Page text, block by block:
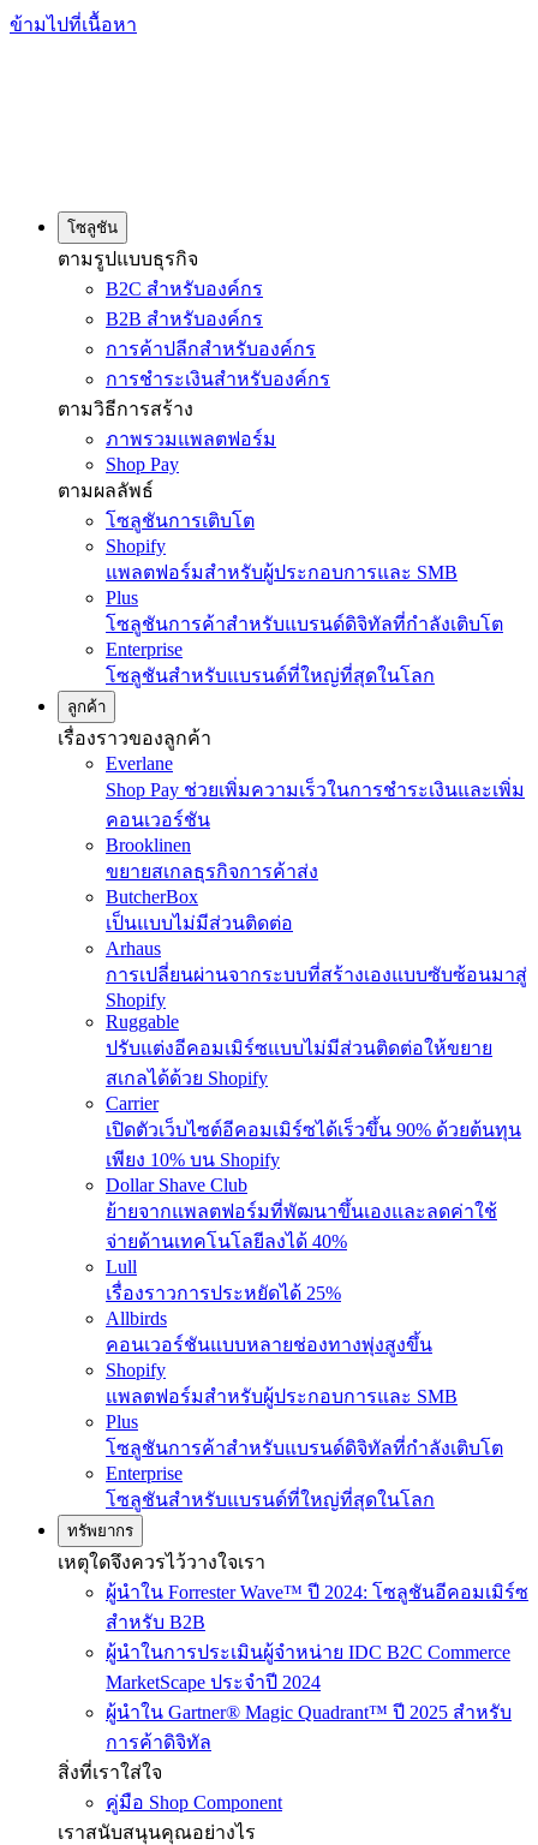
ข้ามไปที่เนื้อหา
โซลูชัน
ตามรูปแบบธุรกิจ
B2C สำหรับองค์กร
B2B สำหรับองค์กร
การค้าปลีกสำหรับองค์กร
การชำระเงินสำหรับองค์กร
ตามวิธีการสร้าง
ภาพรวมแพลตฟอร์ม
Shop Pay
ตามผลลัพธ์
โซลูชันการเติบโต
Shopify
แพลตฟอร์มสำหรับผู้ประกอบการและ SMB
Plus
โซลูชันการค้าสำหรับแบรนด์ดิจิทัลที่กำลังเติบโต
Enterprise
โซลูชันสำหรับแบรนด์ที่ใหญ่ที่สุดในโลก
ลูกค้า
เรื่องราวของลูกค้า
Everlane
Shop Pay ช่วยเพิ่มความเร็วในการชำระเงินและเพิ่ม
คอนเวอร์ชัน
Brooklinen
ขยายสเกลธุรกิจการค้าส่ง
ButcherBox
เป็นแบบไม่มีส่วนติดต่อ
Arhaus
การเปลี่ยนผ่านจากระบบที่สร้างเองแบบซับซ้อนมาสู่
Shopify
Ruggable
ปรับแต่งอีคอมเมิร์ซแบบไม่มีส่วนติดต่อให้ขยาย
สเกลได้ด้วย Shopify
Carrier
เปิดตัวเว็บไซต์อีคอมเมิร์ซได้เร็วขึ้น 90% ด้วยต้นทุน
เพียง 10% บน Shopify
Dollar Shave Club
ย้ายจากแพลตฟอร์มที่พัฒนาขึ้นเองและลดค่าใช้
จ่ายด้านเทคโนโลยีลงได้ 40%
Lull
เรื่องราวการประหยัดได้ 25%
Allbirds
คอนเวอร์ชันแบบหลายช่องทางพุ่งสูงขึ้น
Shopify
แพลตฟอร์มสำหรับผู้ประกอบการและ SMB
Plus
โซลูชันการค้าสำหรับแบรนด์ดิจิทัลที่กำลังเติบโต
Enterprise
โซลูชันสำหรับแบรนด์ที่ใหญ่ที่สุดในโลก
ทรัพยากร
เหตุใดจึงควรไว้วางใจเรา
ผู้นำใน Forrester Wave™ ปี 2024: โซลูชันอีคอมเมิร์ซ
สำหรับ B2B
ผู้นำในการประเมินผู้จำหน่าย IDC B2C Commerce
MarketScape ประจำปี 2024
ผู้นำใน Gartner® Magic Quadrant™ ปี 2025 สำหรับ
การค้าดิจิทัล
สิ่งที่เราใส่ใจ
คู่มือ Shop Component
เราสนับสนุนคุณอย่างไร